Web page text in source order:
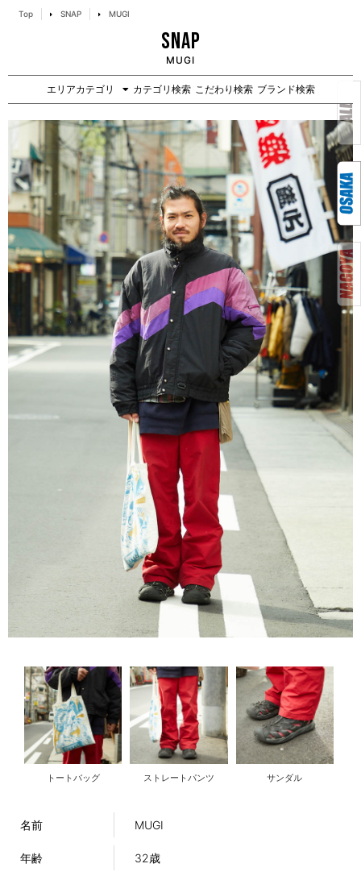
Top SNAP MUGI
SNAP
MUGI
エリアカテゴリ カテゴリ検索 こだわり検索 ブランド検索
トートバッグ ストレートパンツ サンダル
名前 MUGI
年齢 32歳